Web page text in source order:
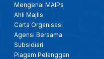
Mengenai MAIPs
Ahli Majlis
Carta Organisasi
Agensi Bersama
Subsidiari
Piagam Pelanggan